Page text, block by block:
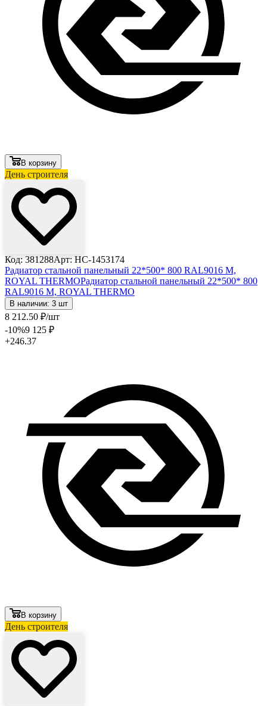
В корзину
День строителя
Код: 381288Арт: НС-1453174
Радиатор стальной панельный 22*500* 800 RAL9016 M,
ROYAL THERMOРадиатор стальной панельный 22*500* 800
RAL9016 M, ROYAL THERMO
В наличии: 3 шт
8 212.50 ₽/шт
-10%9 125 ₽
+246.37
В корзину
День строителя